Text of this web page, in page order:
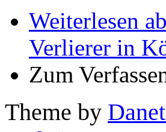
Weiterlesen
Verlierer in
Zum
Theme by